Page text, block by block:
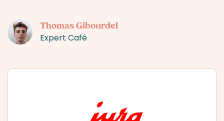
Thomas Gibourdel
Expert Café